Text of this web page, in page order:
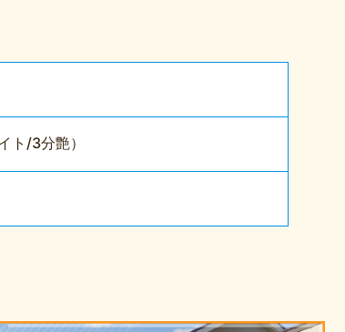
ト/3分艶）